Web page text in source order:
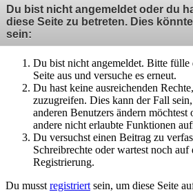
Du bist nicht angemeldet oder du
diese Seite zu betreten. Dies
sein:
Du bist nicht angemeldet. Bitte fülle
Seite aus und versuche es erneut.
Du hast keine ausreichenden
zuzugreifen. Dies kann der Fall
anderen Benutzers ändern
andere nicht erlaubte Funktionen
Du versuchst einen Beitrag zu
Schreibrechte oder wartest noch
Registrierung.
Du musst registriert sein, um diese Seite